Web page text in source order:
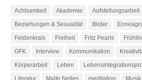
Achtsamkeit Akademie Aufstellungsarbeit
Beziehungen & Sexualität
Bilder
Feldenkrais
Freiheit Fritz Pearls
GFK
Interview Kommunikation
Körperarbeit
Leben
Literatur
Malte Nelles meditation